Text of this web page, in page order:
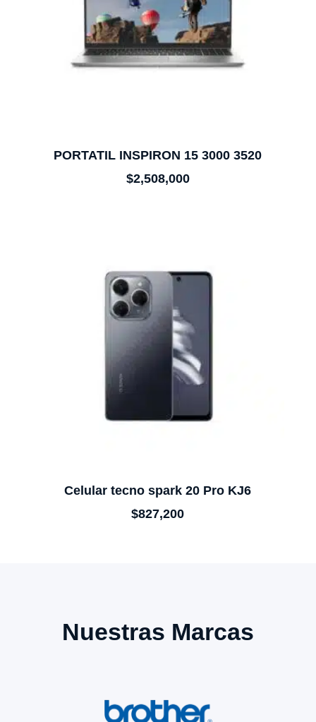
PORTATIL INSPIRON 15 3000 3520
$2,508,000
Celular tecno spark 20 Pro KJ6
$827,200
Nuestras Marcas